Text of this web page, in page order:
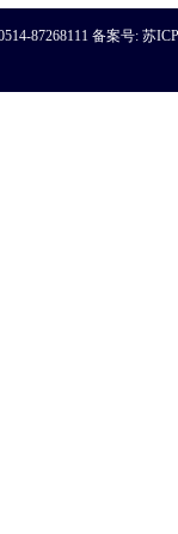
87268111 备案号: 苏